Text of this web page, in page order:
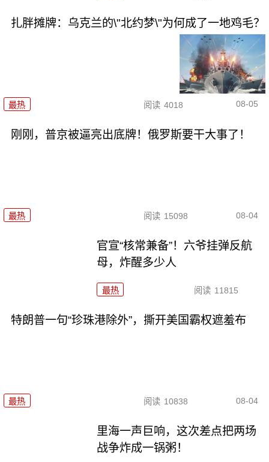
扎胖摊牌：乌克兰的\"北约梦\"为何成了一地鸡毛？
最热 阅读 4018 08-05
刚刚，普京被逼亮出底牌！俄罗斯要干大事了！
最热 阅读 15098 08-04
官宣“核常兼备”！六爷挂弹反航
母，炸醒多少人
最热 阅读 11815
特朗普一句“珍珠港除外”，撕开美国霸权遮羞布
最热 阅读 10838 08-04
里海一声巨响，这次差点把两场
战争炸成一锅粥！